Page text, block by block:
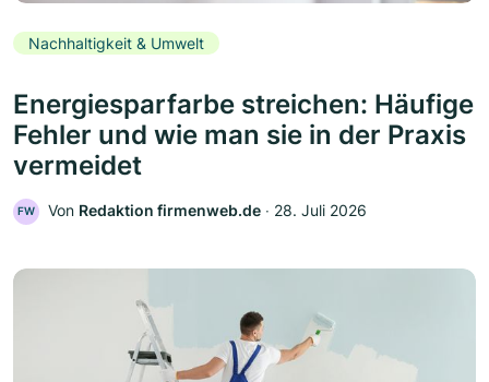
Nachhaltigkeit & Umwelt
Energiesparfarbe streichen: Häufige
Fehler und wie man sie in der Praxis
vermeidet
FW Von Redaktion firmenweb.de ‧ 28. Juli 2026